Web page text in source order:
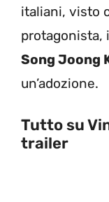
italiani, visto
protagonista,
Song Joong
un’adozione.
Tutto su
trailer